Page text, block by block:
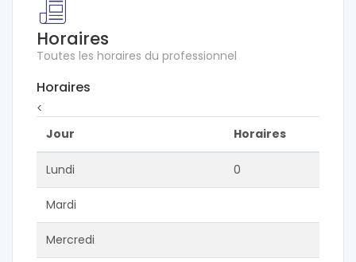
Horaires
Toutes les horaires du professionnel
Horaires
<
Jour
Horaires
Lundi 0
Mardi
Mercredi